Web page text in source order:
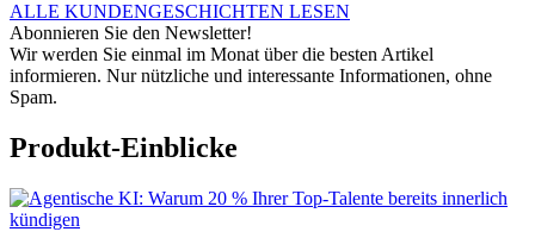
ALLE KUNDENGESCHICHTEN LESEN
Abonnieren Sie den Newsletter!
Wir werden Sie einmal im Monat über die besten Artikel
informieren. Nur nützliche und interessante Informationen, ohne
Spam.
Produkt-Einblicke